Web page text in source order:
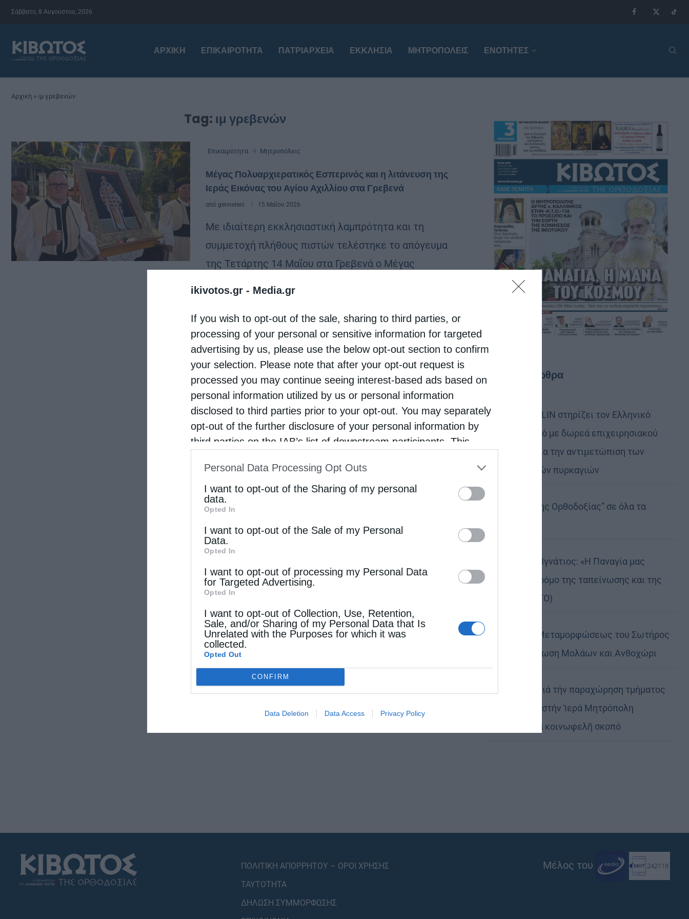
ikivotos.gr - Media.gr
If you wish to opt-out of the sale, sharing to third parties, or
processing of your personal or sensitive information for targeted
advertising by us, please use the below opt-out section to confirm
your selection. Please note that after your opt-out request is
processed you may continue seeing interest-based ads based on
personal information utilized by us or personal information
disclosed to third parties prior to your opt-out. You may separately
opt-out of the further disclosure of your personal information by
third parties on the IAB’s list of downstream participants. This
IAB’s List of Downstream Participantsthat may further disclose it to
other third parties.
Personal Data Processing Opt Outs
I want to opt-out of the Sharing of my personal
data.
Opted In
I want to opt-out of the Sale of my Personal
Data.
Opted In
I want to opt-out of processing my Personal Data
for Targeted Advertising.
Opted In
I want to opt-out of Collection, Use, Retention,
Sale, and/or Sharing of my Personal Data that Is
Unrelated with the Purposes for which it was
collected.
Opted Out
CONFIRM
Data Deletion Data Access Privacy Policy
Σάββατο, 8 Αυγούστου, 2026
ΑΡΧΙΚΉ ΕΠΙΚΑΙΡΌΤΗΤΑ ΠΑΤΡΙΑΡΧΕΊΑ ΕΚΚΛΗΣΊΑ ΜΗΤΡΟΠΌΛΕΙΣ ΕΝΟΤΗΤΕΣ
Αρχική » ιμ γρεβενών
Tag: ιμ γρεβενών
Επικαιρότητα Μητροπόλεις
Μέγας Πολυαρχιερατικός Εσπερινός και η λιτάνευση της
Ιεράς Εικόνας του Αγίου Αχιλλίου στα Γρεβενά
από genneleni 15 Μαΐου 2026
Με ιδιαίτερη εκκλησιαστική λαμπρότητα και τη
συμμετοχή πλήθους πιστών τελέστηκε το απόγευμα
της Τετάρτης 14 Μαΐου στα Γρεβενά ο Μέγας
Τελευταία άρθρα
Η LEROY MERLIN στηρίζει τον Ελληνικό
Ερυθρό Σταυρό με δωρεά επιχειρησιακού
εξοπλισμού για την αντιμετώπιση των
καταστροφικών πυρκαγιών
Η “Κιβωτός της Ορθοδοξίας” σε όλα τα
Δημητριάδος Ιγνάτιος: «Η Παναγία μας
δείχνει τον δρόμο της ταπείνωσης και της
σιωπής» (ΦΩΤΟ)
Η εορτή της Μεταμορφώσεως του Σωτήρος
σε Μεταμόρφωση Μολάων και Ανθοχώρι
Εὐχαριστίες γιά τήν παραχώρηση τμήματος
στρατοπέδου στήν Ἱερά Μητρόπολη
Καστορίας γιά κοινωφελῆ σκοπό
ΠΟΛΙΤΙΚΗ ΑΠΟΡΡΗΤΟΥ – ΟΡΟΙ ΧΡΗΣΗΣ
ΤΑΥΤΟΤΗΤΑ
ΔΗΛΩΣΗ ΣΥΜΜΟΡΦΩΣΗΣ
Μέλος του